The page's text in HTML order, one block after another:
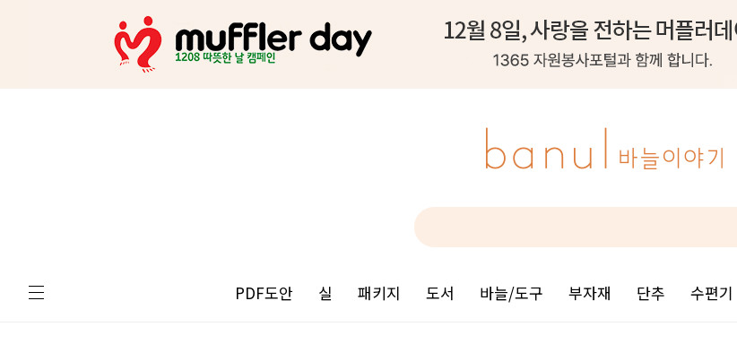
PDF도안 실 패키지 도서 바늘/도구 부자재 단추 수편기